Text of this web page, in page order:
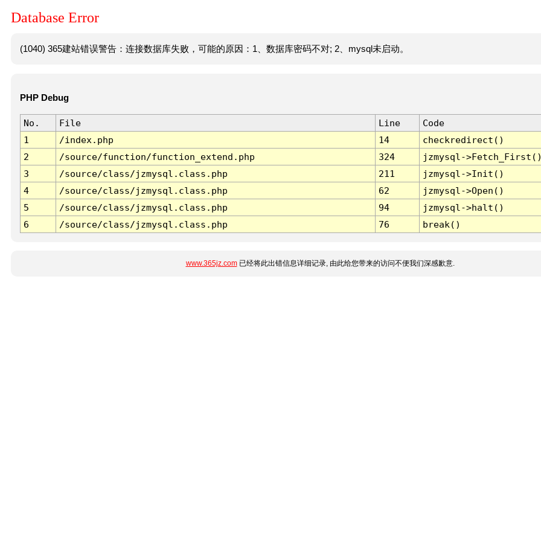
Database Error
(1040) 365建站错误警告：连接数据库失败，可能的原因：1、数据库密码不对; 2、mysql未启动。
PHP Debug
No. File Line
Code
1
/index.php 14
checkredirect()
2
/source/function/function_extend.php 324
jzmysql-
3
/source/class/jzmysql.class.php 211
jzmysql->Init()
4
/source/class/jzmysql.class.php 62
jzmysql->Open()
5
/source/class/jzmysql.class.php 94
jzmysql->halt()
6
/source/class/jzmysql.class.php 76 break()
www.365jz.com已经将此出错信息详细记录, 由此给您带来的访问不便我们深感歉意.